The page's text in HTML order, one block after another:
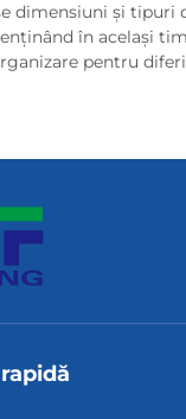
dimensiuni și tipuri
în același
pentru